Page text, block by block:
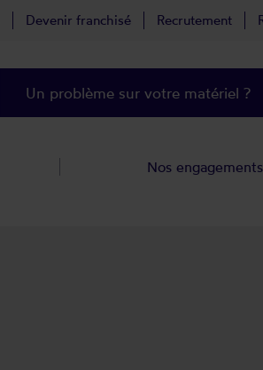
Devenir franchisé Recrutement
Un problème sur votre matériel ?
Nos engagements